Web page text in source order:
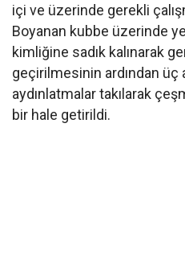
içi ve üzerinde gerekli
Boyanan kubbe üzerinde
kimliğine sadık kalınarak
geçirilmesinin ardından üç
aydınlatmalar takılarak
bir hale getirildi.